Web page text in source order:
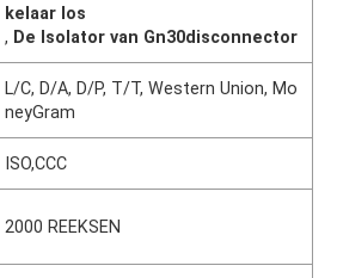
kelaar los
, De Isolator van Gn30disconnector
L/C, D/A, D/P, T/T, Western Union, Mo
neyGram
ISO,CCC
2000 REEKSEN